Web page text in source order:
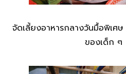
จัดเลี้ยงอาหารกลางวันมื้อพิเศษ
ของเด็ก ๆ